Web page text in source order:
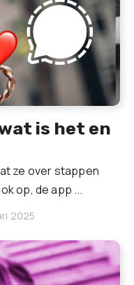
is het en
ze over stappen
op, de app ...
2025